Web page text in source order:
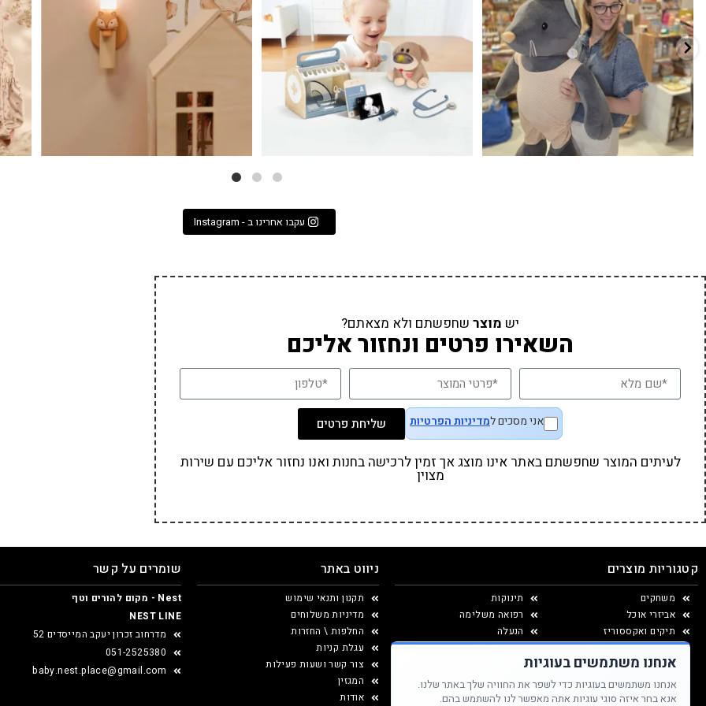
עקבו אחרינו ב - Instagram
יש מוצר שחפשתם ולא מצאתם?
השאירו פרטים ונחזור אליכם
אני מסכים למדיניות הפרטיות שליחת פרטים
לעיתים המוצר שחפשתם באתר אינו מוצג אך זמין לרכישה בחנות ואנו נחזור אליכם עם שירות
מצוין
קטגוריות מוצרים
משחקים
אביזרי אוכל
תיקים ואקססוריז
יצירה ומוצרי נייר
עיצוב החדר
תינוקות
רפואה משלימה
הנעלה
ניווט באתר
תקנון ותנאי שימוש
מדיניות משלוחים
החלפות \ החזרות
עגלת קניות
צור קשר ושעות פעילות
המגזין
אודות
שומרים על קשר
Nest - מקום להורים וטף
NEST LINE
מדרחוב זכרון יעקב המייסדים 52
051-2525380
baby.nest.place@gmail.com
אנחנו משתמשים בעוגיות
אנחנו משתמשים בעוגיות כדי לשפר את החוויה שלך באתר שלנו.
אנא בחר איזה סוגי עוגיות אתה מאפשר לנו להשתמש בהם.